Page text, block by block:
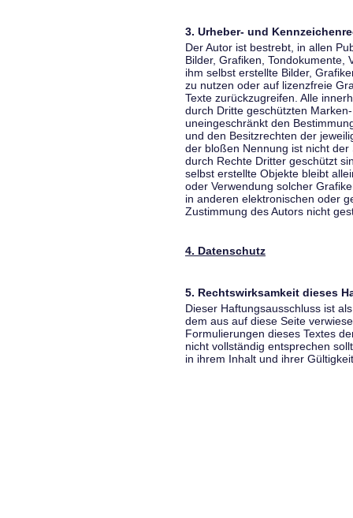
3. Urheber- und
Der Autor ist bestrebt, in allen
Bilder, Grafiken, Tondokumente,
ihm selbst erstellte Bilder,
zu nutzen oder auf lizenzfreie
Texte zurückzugreifen. Alle
durch Dritte geschützten
uneingeschränkt den
und den Besitzrechten der
der bloßen Nennung ist nicht
durch Rechte Dritter geschützt
selbst erstellte Objekte bleibt
oder Verwendung solcher
in anderen elektronischen oder
Zustimmung des Autors nicht
4. Datenschutz
5. Rechtswirksamkeit dieses
Dieser Haftungsausschluss ist
dem aus auf diese Seite
Formulierungen dieses Textes
nicht vollständig entsprechen
in ihrem Inhalt und ihrer